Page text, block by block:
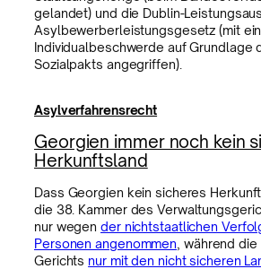
gelandet) und die Dublin-
Asylbewerberleistungsgesetz (mit
Individualbeschwerde auf Grundlage
Sozialpakts angegriffen).
Asylverfahrensrecht
Georgien immer noch kein
Herkunftsland
Dass Georgien kein sicheres
die 38. Kammer des
nur wegender nichtstaatlichen
Personen angenommen , während
Gerichts nur mit den nicht sicheren